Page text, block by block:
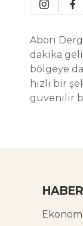
Abori
dakika
bölgeye
hızlı bir
güvenilir